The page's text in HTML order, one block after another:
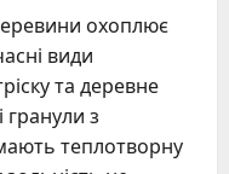
охоплює
види
та деревне
гранули з
теплотворну